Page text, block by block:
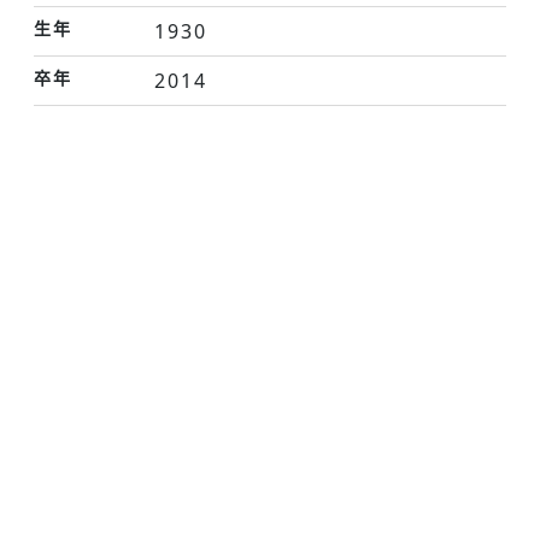
生年
1930
卒年 2014